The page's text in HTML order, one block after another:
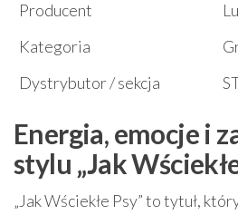
Producent
Kategoria
Dystrybutor / sekcja
Energia, emocje i
stylu „Jak
„Jak Wściekłe Psy” to tytuł,